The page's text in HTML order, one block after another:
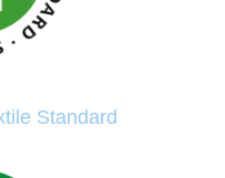
Standard